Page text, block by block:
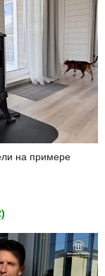
на примере